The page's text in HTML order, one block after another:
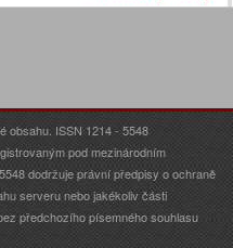
obsahu. ISSN 1214 - 5548
pod mezinárodním
dodržuje právní předpisy o ochraně
serveru nebo jakékoliv části
předchozího písemného souhlasu